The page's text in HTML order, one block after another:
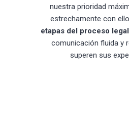
nuestra prioridad
estrechamente con
etapas del proceso legal
comunicación fluida y
superen sus